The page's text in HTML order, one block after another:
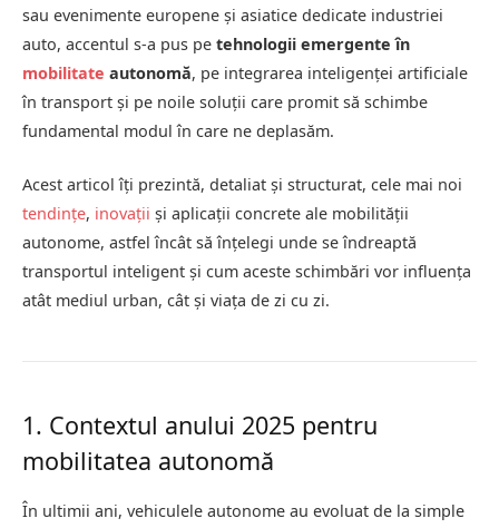
sau evenimente europene și asiatice dedicate industriei
auto, accentul s-a pus pe tehnologii emergente în
mobilitate autonomă, pe integrarea inteligenței artificiale
în transport și pe noile soluții care promit să schimbe
fundamental modul în care ne deplasăm.
Acest articol îți prezintă, detaliat și structurat, cele mai noi
tendințe, inovații și aplicații concrete ale mobilității
autonome, astfel încât să înțelegi unde se îndreaptă
transportul inteligent și cum aceste schimbări vor influența
atât mediul urban, cât și viața de zi cu zi.
1. Contextul anului 2025 pentru
mobilitatea autonomă
În ultimii ani, vehiculele autonome au evoluat de la simple